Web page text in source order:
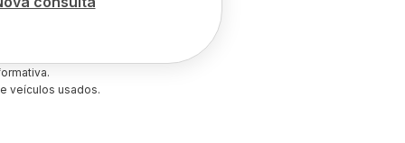
veículos usados.